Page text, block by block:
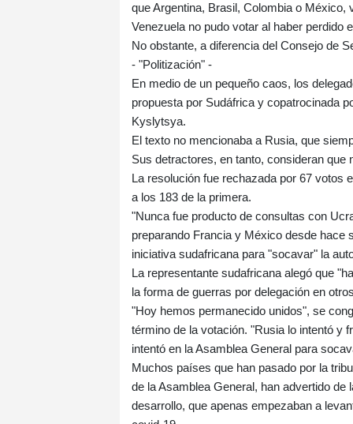
que Argentina, Brasil, Colombia o México,
Venezuela no pudo votar al haber perdido
No obstante, a diferencia del Consejo de
- "Politización" -
En medio de un pequeño caos, los
propuesta por Sudáfrica y copatrocinada
Kyslytsya.
El texto no mencionaba a Rusia, que
Sus detractores, en tanto, consideran
La resolución fue rechazada por 67 votos
a los 183 de la primera.
"Nunca fue producto de consultas con
preparando Francia y México desde
iniciativa sudafricana para "socavar" la
La representante sudafricana alegó que
la forma de guerras por delegación en
"Hoy hemos permanecido unidos", se
término de la votación. "Rusia lo intentó y
intentó en la Asamblea General para
Muchos países que han pasado por la
de la Asamblea General, han advertido
desarrollo, que apenas empezaban a